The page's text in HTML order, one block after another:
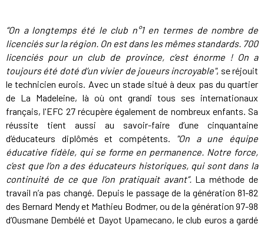
“On a longtemps été le club n°1 en termes de nombre de
licenciés sur la région. On est dans les mêmes standards. 700
licenciés pour un club de province, c’est énorme ! On a
toujours été doté d’un vivier de joueurs incroyable", se réjouit
le technicien eurois. Avec un stade situé à deux pas du quartier
de La Madeleine, là où ont grandi tous ses internationaux
français, l'EFC 27 récupère également de nombreux enfants. Sa
réussite tient aussi au savoir-faire d’une cinquantaine
d’éducateurs diplômés et compétents. "On a une équipe
éducative fidèle, qui se forme en permanence. Notre force,
c’est que l’on a des éducateurs historiques, qui sont dans la
continuité de ce que l’on pratiquait avant”. La méthode de
travail n’a pas changé. Depuis le passage de la génération 81-82
des Bernard Mendy et Mathieu Bodmer, ou de la génération 97-98
d’Ousmane Dembélé et Dayot Upamecano, le club euros a gardé